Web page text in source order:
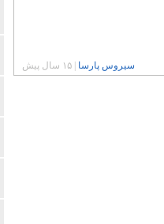
سیروس پارسا ۱۵ سال پیش